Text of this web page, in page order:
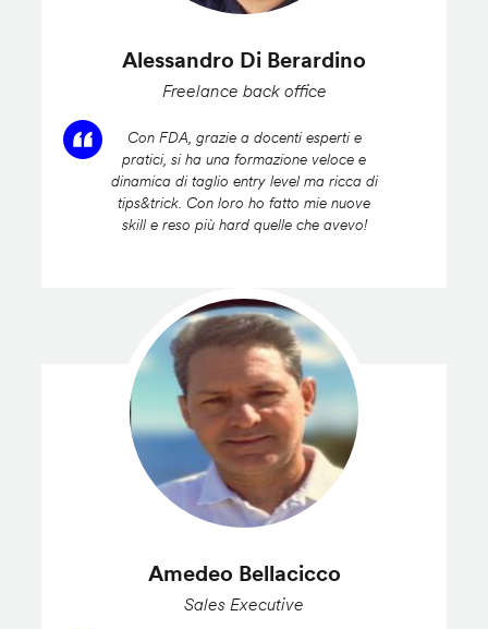
Alessandro Di Berardino
Freelance back office
Con FDA, grazie a docenti esperti e
pratici, si ha una formazione veloce e
dinamica di taglio entry level ma ricca di
tips&trick. Con loro ho fatto mie nuove
skill e reso più hard quelle che avevo!
Amedeo Bellacicco
Sales Executive